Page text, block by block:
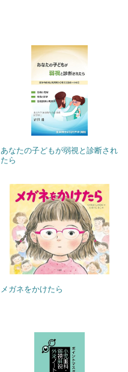
あなたの子どもが弱視と診断され
たら
メガネをかけたら